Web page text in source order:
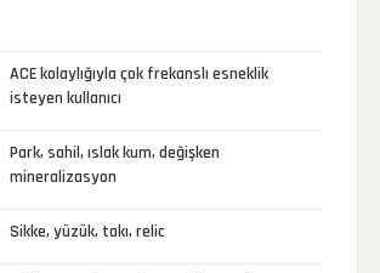
ACE kolaylığıyla çok frekanslı esneklik
isteyen kullanıcı
Park, sahil, ıslak kum, değişken
mineralizasyon
Sikke, yüzük, takı, relic